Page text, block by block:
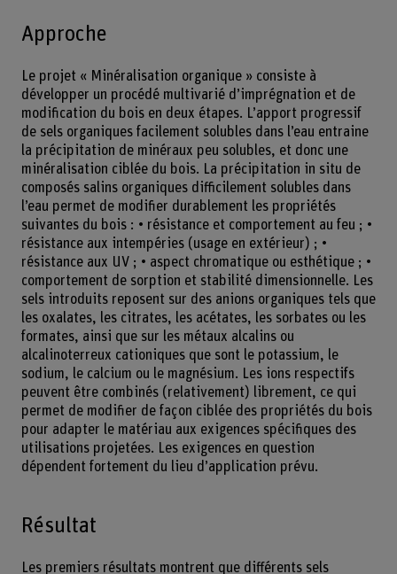
Approche
Le projet « Minéralisation organique » consiste à
développer un procédé multivarié d’imprégnation et de
modification du bois en deux étapes. L’apport progressif
de sels organiques facilement solubles dans l’eau entraine
la précipitation de minéraux peu solubles, et donc une
minéralisation ciblée du bois. La précipitation in situ de
composés salins organiques difficilement solubles dans
l’eau permet de modifier durablement les propriétés
suivantes du bois : • résistance et comportement au feu ; •
résistance aux intempéries (usage en extérieur) ; •
résistance aux UV ; • aspect chromatique ou esthétique ; •
comportement de sorption et stabilité dimensionnelle. Les
sels introduits reposent sur des anions organiques tels que
les oxalates, les citrates, les acétates, les sorbates ou les
formates, ainsi que sur les métaux alcalins ou
alcalinoterreux cationiques que sont le potassium, le
sodium, le calcium ou le magnésium. Les ions respectifs
peuvent être combinés (relativement) librement, ce qui
permet de modifier de façon ciblée des propriétés du bois
pour adapter le matériau aux exigences spécifiques des
utilisations projetées. Les exigences en question
dépendent fortement du lieu d’application prévu.
Résultat
Les premiers résultats montrent que différents sels